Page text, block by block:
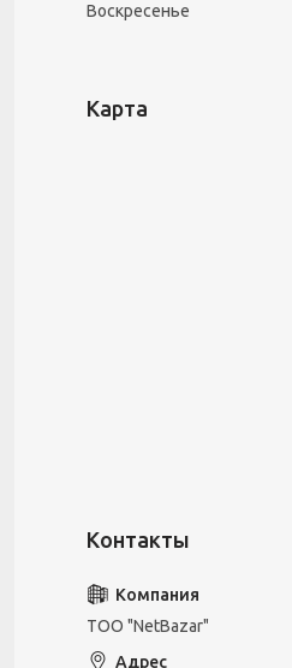
Воскресенье
Карта
ТОО "NetBazar"